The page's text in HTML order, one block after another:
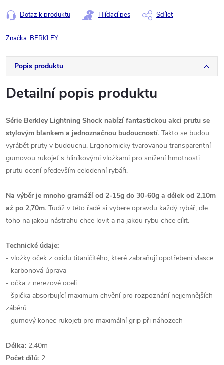
Dotaz k produktu Hlídací pes Sdílet
Značka: BERKLEY
Popis produktu
Detailní popis produktu
Série Berkley Lightning Shock nabízí fantastickou akci prutu se
stylovým blankem a jednoznačnou budoucností. Takto se budou
vyrábět pruty v budoucnu. Ergonomicky tvarovanou transparentní
gumovou rukojeť s hliníkovými vložkami pro snížení hmotnosti
prutu ocení především celodenní rybáři.
Na výběr je mnoho gramáží od 2-15g do 30-60g a délek od 2,10m
až po 2,70m. Tudíž v této řadě si vybere opravdu každý rybář, dle
toho na jakou nástrahu chce lovit a na jakou rybu chce cílit.
Technické údaje:
- vložky oček z oxidu titaničitého, které zabraňují opotřebení vlasce
- karbonová úprava
- očka z nerezové oceli
- špička absorbující maximum chvění pro rozpoznání nejjemnějších
záběrů
- gumový konec rukojeti pro maximální grip při náhozech
Délka: 2,40m
Počet dílů: 2